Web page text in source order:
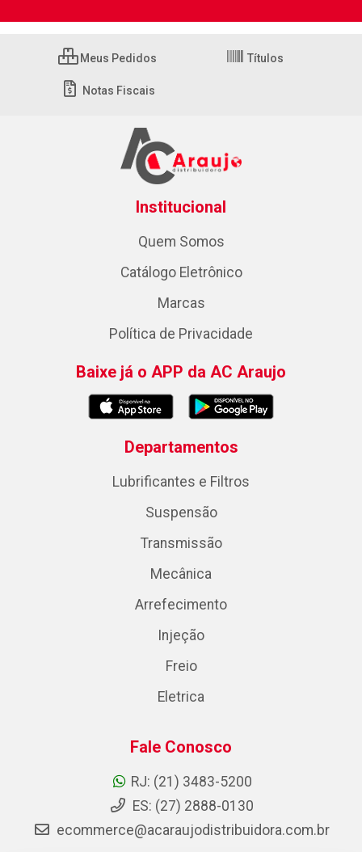
Meus Pedidos Títulos
Notas Fiscais
Institucional
Quem Somos
Catálogo Eletrônico
Marcas
Política de Privacidade
Baixe já o APP da AC Araujo
Departamentos
Lubrificantes e Filtros
Suspensão
Transmissão
Mecânica
Arrefecimento
Injeção
Freio
Eletrica
Fale Conosco
RJ: (21) 3483-5200
ES: (27) 2888-0130
ecommerce@acaraujodistribuidora.com.br